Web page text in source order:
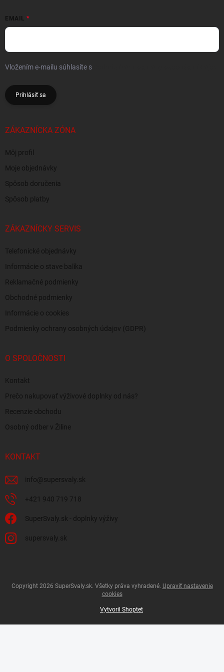
EMAIL
Vložením e-mailu súhlasíte s
Prihlásiť sa
ZÁKAZNÍCKA ZÓNA
Môj profil
Moje objednávky
Spôsob doručenia
Spôsob platby
ZÁKAZNÍCKY SERVIS
Telefonické objednávky
Informácie o stave balíka
Reklamačné podmienky
Obchodné podmienky
Informácie o cookies
Podmienky ochrany osobných údajov (GDPR)
O SPOLOČNOSTI
Kontakt
Prečo nakupovať výživové doplnky od nás?
Recenzie obchodu
Osobný odber v Žiline
KONTAKT
info@ supersvaly.sk
+421 940 719 718
SuperSvaly.sk - doplnky výživy
supersvaly.sk
Vytvoril Shoptet
Copyright 2026 SuperSvaly.sk. Všetky práva vyhradené. Upraviť nastavenie
cookies